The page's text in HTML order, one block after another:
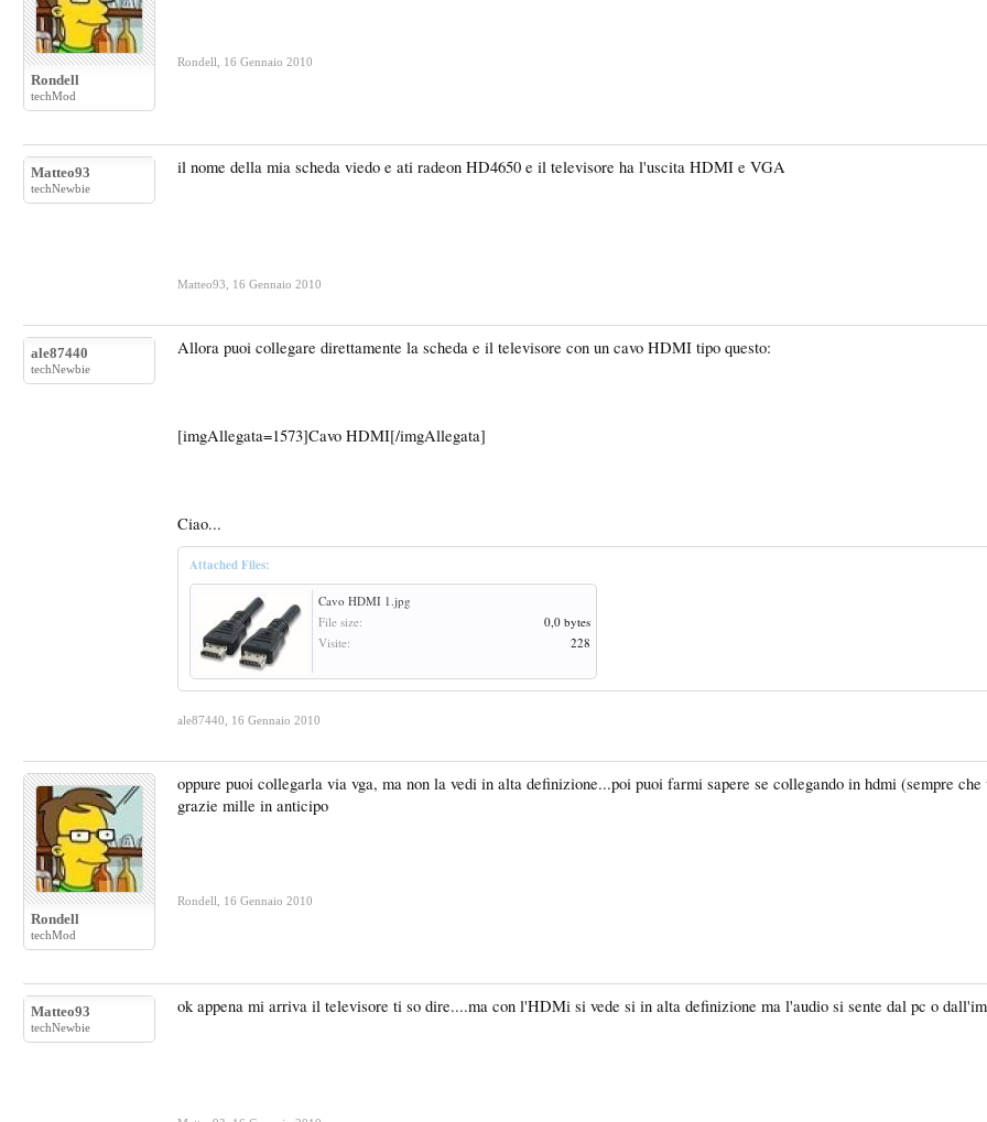
Rondell
techMod
Rondell 16 Gennaio 2010
Matteo93
techNewbie
il nome della mia scheda viedo e ati radeon HD4650 e il televisore ha l'uscita HDMI e VGA
Matteo93 16 Gennaio 2010
ale87440
techNewbie
Allora puoi collegare direttamente la scheda e il televisore con un cavo HDMI tipo questo:
[imgAllegata=1573]Cavo HDMI[/imgAllegata]
Ciao...
Attached Files:
Cavo HDMI 1.jpg
File size:
0,0 bytes
Visite:
228
ale87440 16 Gennaio 2010
Rondell
techMod
oppure puoi collegarla via vga, ma non la vedi in alta definizione...poi puoi farmi sapere se collegando in hdmi (sempre
grazie mille in anticipo
Rondell 16 Gennaio 2010
Matteo93
techNewbie
ok appena mi arriva il televisore ti so dire....ma con l'HDMi si vede si in alta definizione ma l'audio si sente dal pc o